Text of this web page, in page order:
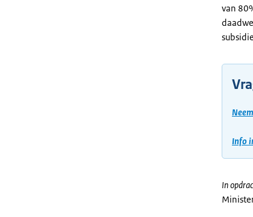
van
Info
In